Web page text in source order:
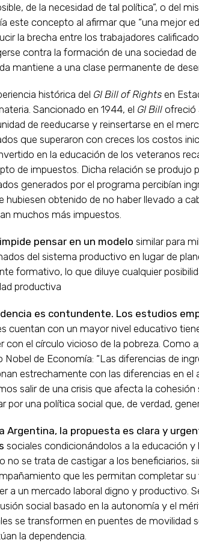
de la necesidad de tal política”, o del
este concepto al afirmar que “una mejor
la brecha entre los trabajadores
contra la formación de una sociedad de
mantiene a una clase permanente de
histórica del GI Bill of Rightsen
Sancionado en 1944, el GI Billofreció
de reeducarse y reinsertarse en el
que superaron con creces los costos
en la educación de los veteranos
de impuestos. Dicha relación se produjo
generados por el programa percibían
hubiesen obtenido de no haber llevado a
muchos más impuestos.
pensar en un modelo similar para
del sistema productivo en lugar de
formativo, lo que diluye cualquier
productiva
es contundente. Los estudios
cuentan con un mayor nivel educativo
con el círculo vicioso de la pobreza. Como
Nobel de Economía: “Las diferencias de
estrechamente con las diferencias en el
salir de una crisis que afecta la cohesión
por una política social que, de verdad,
Argentina, la propuesta es clara y
sociales condicionándolos a la educación y
no se trata de castigar a los beneficiarios,
que les permitan completar
a un mercado laboral digno y productivo.
social basado en la autonomía y el
se transformen en puentes de movilidad
la dependencia.